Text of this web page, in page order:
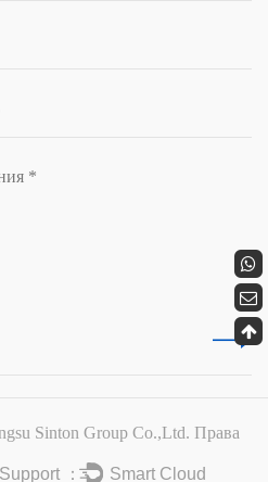
Sinton Group Co.,Ltd. Права
： Smart Cloud